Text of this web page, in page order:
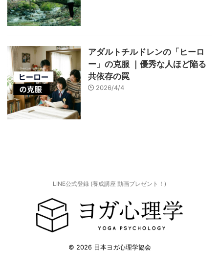
アダルトチルドレンの「ヒーロ
ー」の克服 ｜優秀な人ほど陥る
共依存の罠
2026/4/4
LINE公式登録 (養成講座 動画プレゼント！)
© 2026 日本ヨガ心理学協会